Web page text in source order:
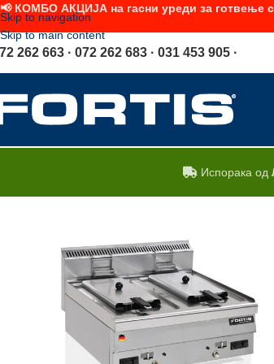
Skip to navigation
Skip to main content
262 663 · 072 262 683 · 031 453 905 ·
Испорака од
📢 КОМБО АКЦИЈА на гасни уреди за готвење